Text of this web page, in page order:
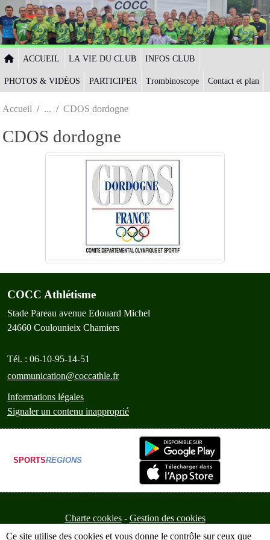
ACCUEIL LA VIE DU CLUB INFOS CLUB
PHOTOS & VIDÉOS PARTICIPER Trombinoscope Contact et plan
Accueil CDOS dordogne
CDOS dordogne
COCC Athlétisme
Stade Pareau avenue Edouard Michel
24660 Coulounieix Chamiers
Tél. : 06-10-95-14-51
communication@coccathle.fr
Informations légales
Signaler un contenu inapproprié
SPORTSREGIONS
Charte cookies Gestion des cookies
Panneau de gestion des cookies
Ce site utilise des cookies et vous donne le contrôle sur ceux que